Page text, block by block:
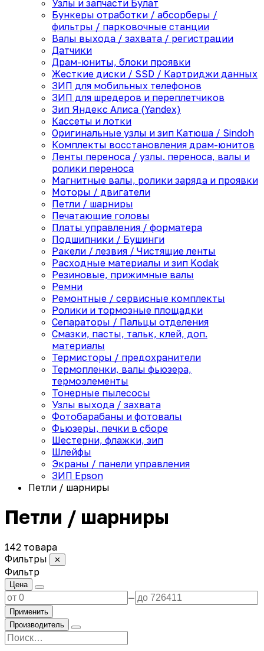
Узлы и запчасти Булат
Бункеры отработки / абсорберы /
фильтры / парковочные станции
Валы выхода / захвата / регистрации
Датчики
Драм-юниты, блоки проявки
Жесткие диски / SSD / Картриджи данных
ЗИП для мобильных телефонов
ЗИП для шредеров и переплетчиков
Зип Яндекс Алиса (Yandex)
Кассеты и лотки
Оригинальные узлы и зип Катюша / Sindoh
Комплекты восстановления драм-юнитов
Ленты переноса / узлы. переноса, валы и
ролики переноса
Магнитные валы, ролики заряда и проявки
Моторы / двигатели
Петли / шарниры
Печатающие головы
Платы управления / форматера
Подшипники / Бушинги
Ракели / лезвия / Чистящие ленты
Расходные материалы и зип Kodak
Резиновые, прижимные валы
Ремни
Ремонтные / сервисные комплекты
Ролики и тормозные площадки
Сепараторы / Пальцы отделения
Смазки, пасты, тальк, клей, доп.
материалы
Термисторы / предохранители
Термопленки, валы фьюзера,
термоэлементы
Тонерные пылесосы
Узлы выхода / захвата
Фотобарабаны и фотовалы
Фьюзеры, печки в сборе
Шестерни, флажки, зип
Шлейфы
Экраны / панели управления
ЗИП Epson
Петли / шарниры
Петли / шарниры
142 товара
Фильтры
✕
Фильтр
Цена
—
Применить
Производитель